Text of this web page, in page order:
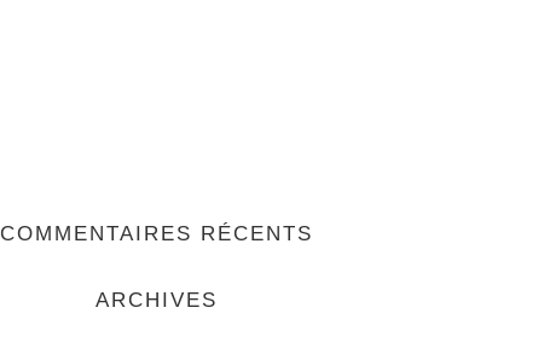
COMMENTAIRES RÉCENTS
ARCHIVES